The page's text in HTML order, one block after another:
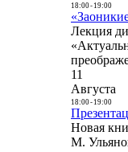
18:00- 19:00
Лекция
11
Августа
18:00- 19:00
Новая
М.